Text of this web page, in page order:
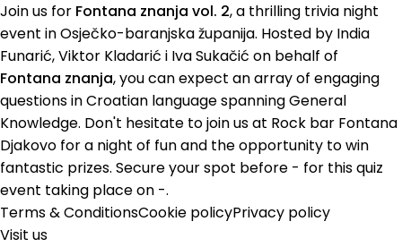
Join us for Fontana znanja vol. 2, a thrilling trivia night
event in Osječko-baranjska županija. Hosted by India
Funarić, Viktor Kladarić i Iva Sukačić on behalf of
Fontana znanja, you can expect an array of engaging
questions in Croatian language spanning General
Knowledge. Don't hesitate to join us at Rock bar Fontana
Djakovo for a night of fun and the opportunity to win
fantastic prizes. Secure your spot before - for this quiz
event taking place on -.
Terms & ConditionsCookie policyPrivacy policy
Visit us